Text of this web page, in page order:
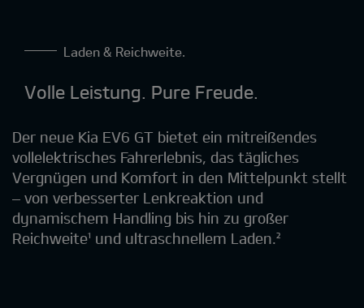
Laden & Reichweite.
Volle Leistung. Pure Freude.
Der neue Kia EV6 GT bietet ein mitreißendes
vollelektrisches Fahrerlebnis, das tägliches
Vergnügen und Komfort in den Mittelpunkt stellt
– von verbesserter Lenkreaktion und
dynamischem Handling bis hin zu großer
Reichweite¹ und ultraschnellem Laden.²